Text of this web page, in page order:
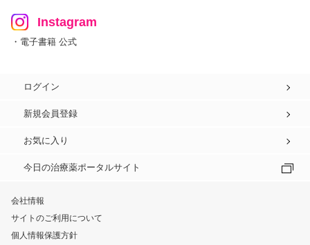
Instagram
・電子書籍 公式
ログイン
新規会員登録
お気に入り
今日の治療薬ポータルサイト
会社情報
サイトのご利用について
個人情報保護方針